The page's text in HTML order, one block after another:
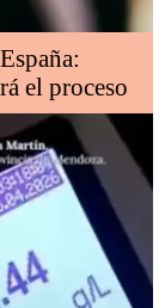
el proceso